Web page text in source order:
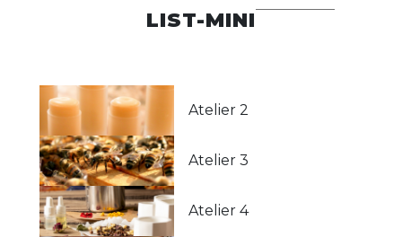
LIST-MINI
Atelier 2
Atelier 3
Atelier 4